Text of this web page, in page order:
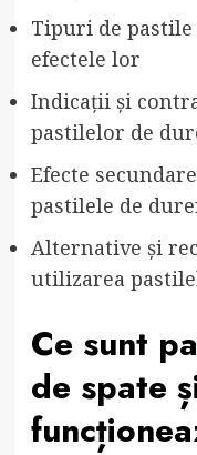
Tipuri de pastile
efectele lor
Indicații și
pastilelor de
Efecte
pastilele de
Alternative și
utilizarea
Ce sunt
de spate